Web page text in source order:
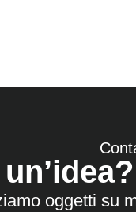
oggetti su